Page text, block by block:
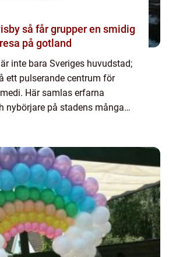
en smidig
på gotland
inte bara Sveriges huvudstad;
ett pulserande centrum för
Här samlas erfarna
nybörjare på stadens många